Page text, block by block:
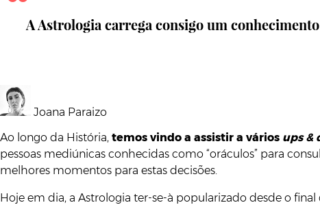
A Astrologia carrega consigo um
Joana Paraizo
Ao longo da História, temos vindo a assistir a vários ups &
pessoas mediúnicas conhecidas como “oráculos” para
melhores momentos para estas decisões.
Hoje em dia, a Astrologia ter-se-à popularizado desde o